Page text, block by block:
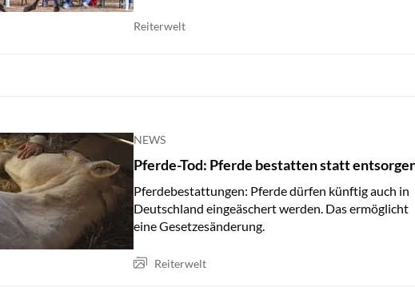
Reiterwelt
NEWS
Pferde-Tod: Pferde bestatten statt
Pferdebestattungen: Pferde dürfen künftig auch in
Deutschland eingeäschert werden. Das ermöglicht
eine Gesetzesänderung.
Reiterwelt